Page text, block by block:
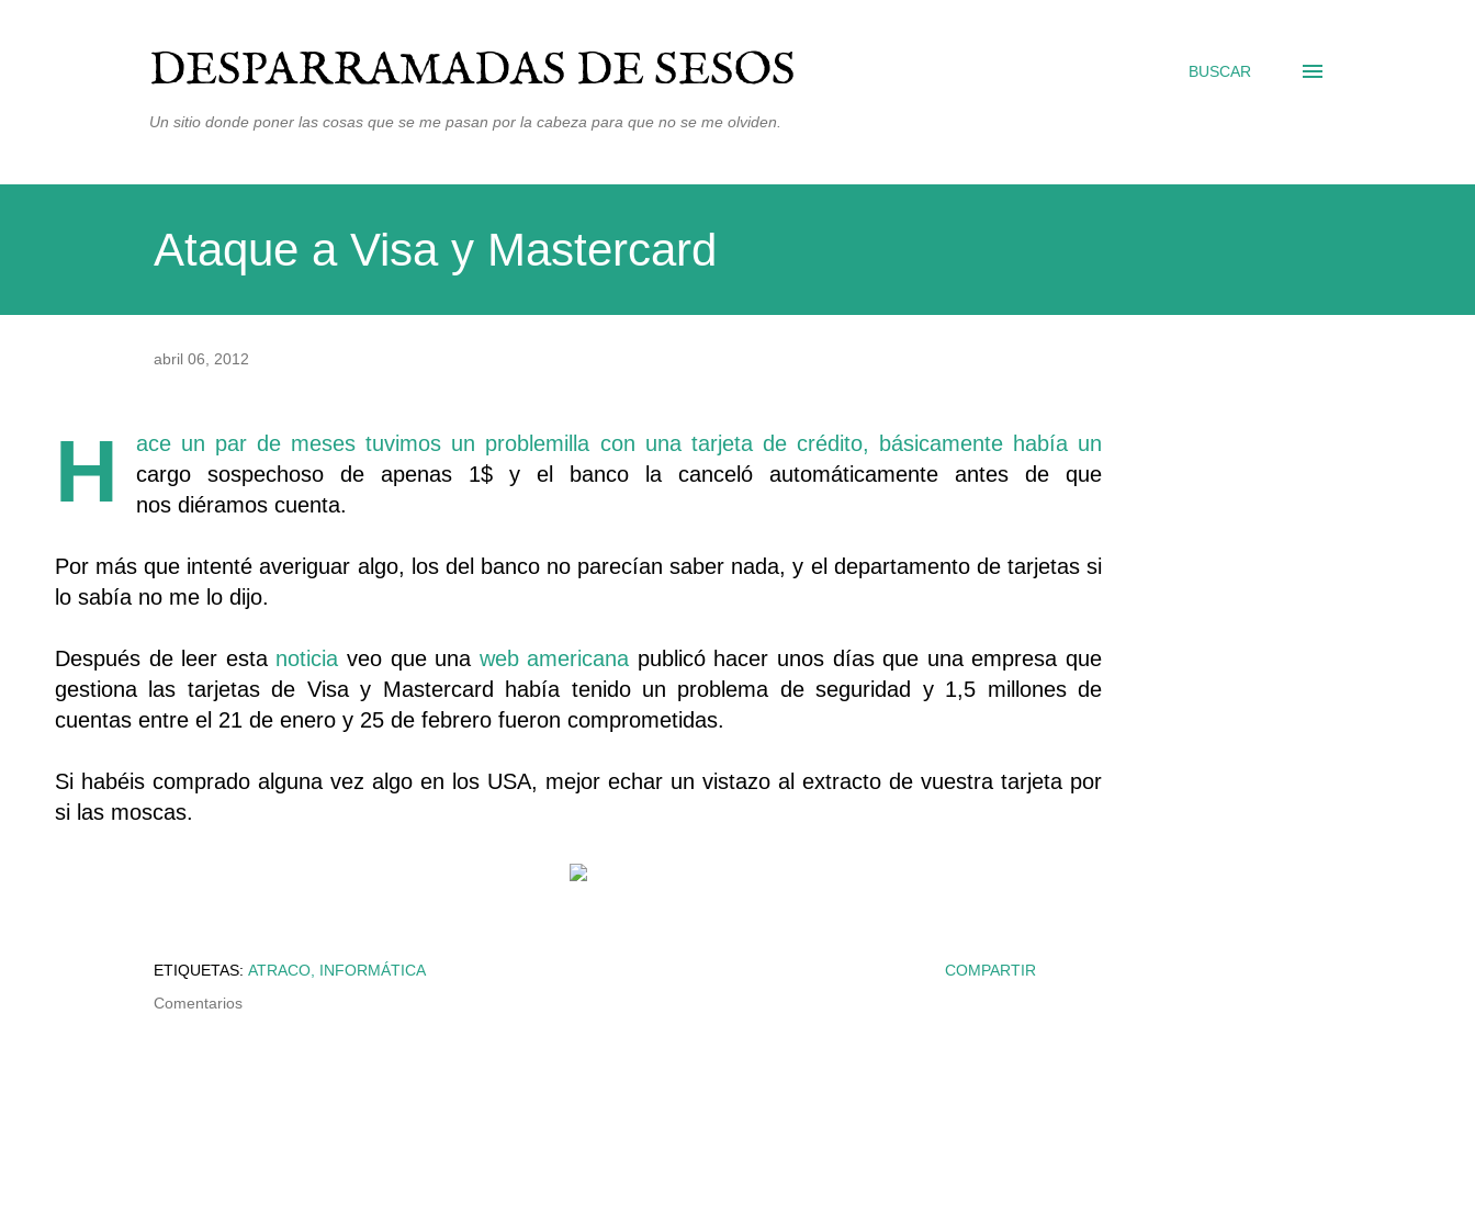
DESPARRAMADAS DE SESOS
Un sitio donde poner las cosas que se me pasan por la cabeza para que no se me olviden.
BUSCAR
Ataque a Visa y Mastercard
abril 06, 2012
H
ace un par de meses tuvimos un problemilla con una tarjeta de crédito, básicamente había un
cargo sospechoso de apenas 1$ y el banco la canceló automáticamente antes de que
nos diéramos cuenta.
Por más que intenté averiguar algo, los del banco no parecían saber nada, y el departamento de tarjetas si
lo sabía no me lo dijo.
Después de leer esta noticia veo que una web americana publicó hacer unos días que una empresa que
gestiona las tarjetas de Visa y Mastercard había tenido un problema de seguridad y 1,5 millones de
cuentas entre el 21 de enero y 25 de febrero fueron comprometidas.
Si habéis comprado alguna vez algo en los USA, mejor echar un vistazo al extracto de vuestra tarjeta por
si las moscas.
ETIQUETAS: ATRACO INFORMÁTICA
COMPARTIR
Comentarios